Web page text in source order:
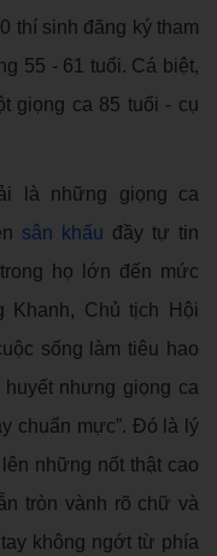
thí sinh đăng ký tham
55 - 61 tuổi. Cá biệt,
giọng ca 85 tuổi - cụ
là những giọng ca
sân khấu đầy tự tin
họ lớn đến mức
Khanh, Chủ tịch Hội
sống làm tiêu hao
nhưng giọng ca
chuẩn mực”. Đó là lý
những nốt thật cao
tròn vành rõ chữ và
không ngớt từ phía